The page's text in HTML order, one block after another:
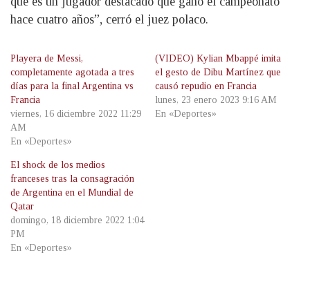
hace cuatro años”, cerró el juez polaco.
Playera de Messi,
completamente agotada a tres
días para la final Argentina vs
Francia
viernes, 16 diciembre 2022 11:29
AM
En «Deportes»
(VIDEO) Kylian Mbappé imita
el gesto de Dibu Martínez que
causó repudio en Francia
lunes, 23 enero 2023 9:16 AM
En «Deportes»
El shock de los medios
franceses tras la consagración
de Argentina en el Mundial de
Qatar
domingo, 18 diciembre 2022 1:04
PM
En «Deportes»